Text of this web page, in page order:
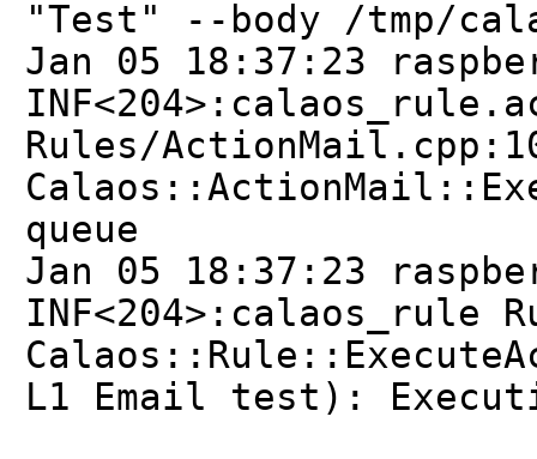
"Test" --body /tmp/
Jan 05 18:37:23
Rules/
queue
Jan 05 18:37:23
INF<204>:calaos_rule
L1 Email test):